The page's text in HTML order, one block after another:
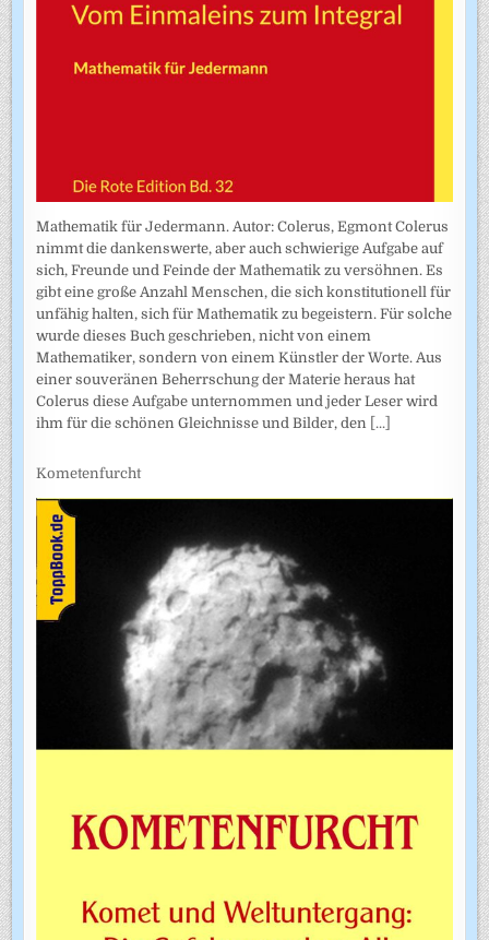
Mathematik für Jedermann. Autor: Colerus, Egmont Colerus
nimmt die dankenswerte, aber auch schwierige Aufgabe auf
sich, Freunde und Feinde der Mathematik zu versöhnen. Es
gibt eine große Anzahl Menschen, die sich konstitutionell für
unfähig halten, sich für Mathematik zu begeistern. Für solche
wurde dieses Buch geschrieben, nicht von einem
Mathematiker, sondern von einem Künstler der Worte. Aus
einer souveränen Beherrschung der Materie heraus hat
Colerus diese Aufgabe unternommen und jeder Leser wird
ihm für die schönen Gleichnisse und Bilder, den [...]
Kometenfurcht